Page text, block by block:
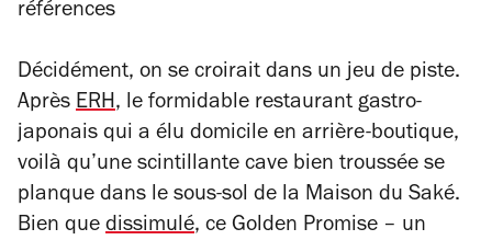
références
Décidément, on se croirait dans un jeu de piste.
Après ERH, le formidable restaurant gastro-
japonais qui a élu domicile en arrière-boutique,
voilà qu’une scintillante cave bien troussée se
planque dans le sous-sol de la Maison du Saké.
Bien que dissimulé, ce Golden Promise – un